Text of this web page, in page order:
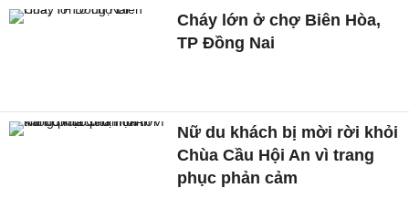
Cháy lớn ở chợ Biên Hòa,
TP Đồng Nai
Nữ du khách bị mời rời khỏi
Chùa Cầu Hội An vì trang
phục phản cảm